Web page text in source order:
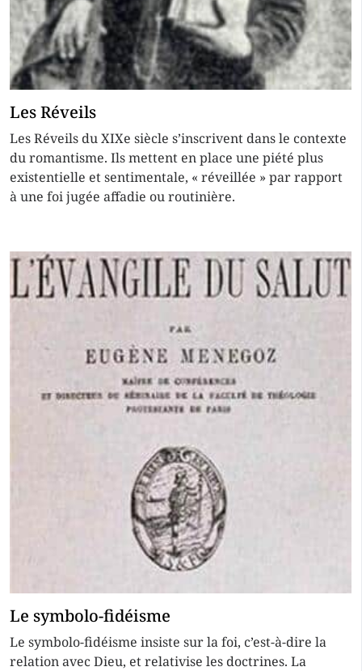
Les Réveils
Les Réveils du XIXe siècle s’inscrivent dans le contexte
du romantisme. Ils mettent en place une piété plus
existentielle et sentimentale, « réveillée » par rapport
à une foi jugée affadie ou routinière.
Le symbolo-fidéisme
Le symbolo-fidéisme insiste sur la foi, c’est-à-dire la
relation avec Dieu, et relativise les doctrines. La